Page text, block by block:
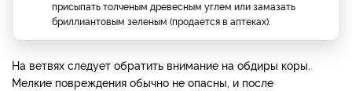
присыпать толченым древесным углем или замазать
бриллиантовым зеленым (продается в аптеках).
На ветвях следует обратить внимание на обдиры коры.
Мелкие повреждения обычно не опасны, и после